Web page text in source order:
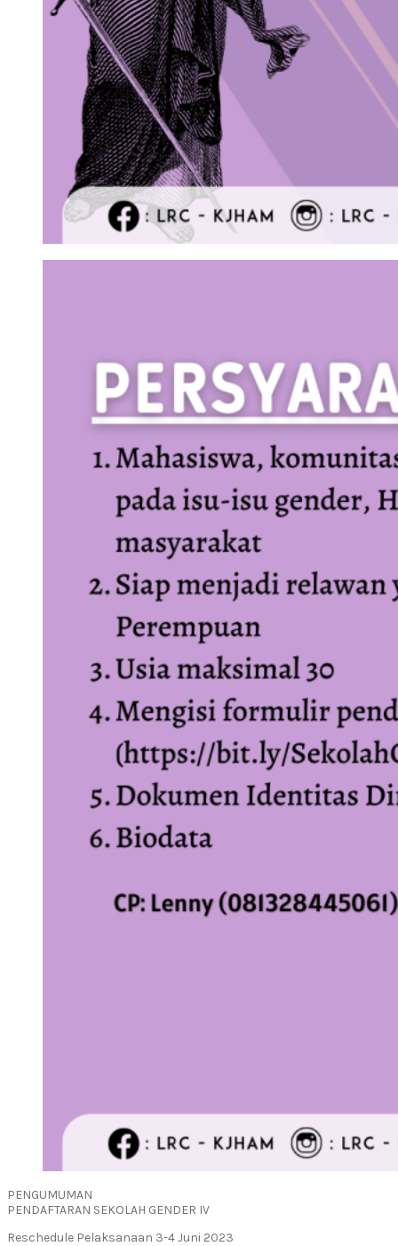
PENGUMUMAN
PENDAFTARAN SEKOLAH GENDER IV
Reschedule Pelaksanaan 3-4 Juni 2023